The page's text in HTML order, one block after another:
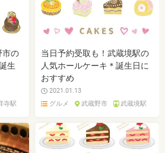
市の
生
寺駅
当日予約受取も！武蔵境駅の
人気ホールケーキ＊誕生日に
おすすめ
2021.01.13
グルメ
武蔵野市 武蔵境駅